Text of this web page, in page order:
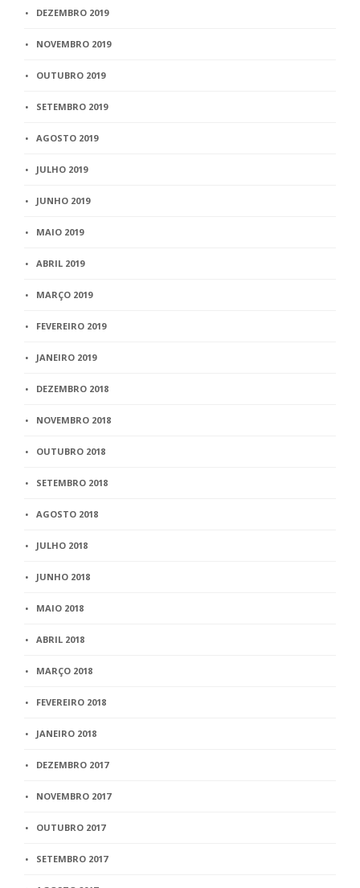
DEZEMBRO 2019
NOVEMBRO 2019
OUTUBRO 2019
SETEMBRO 2019
AGOSTO 2019
JULHO 2019
JUNHO 2019
MAIO 2019
ABRIL 2019
MARÇO 2019
FEVEREIRO 2019
JANEIRO 2019
DEZEMBRO 2018
NOVEMBRO 2018
OUTUBRO 2018
SETEMBRO 2018
AGOSTO 2018
JULHO 2018
JUNHO 2018
MAIO 2018
ABRIL 2018
MARÇO 2018
FEVEREIRO 2018
JANEIRO 2018
DEZEMBRO 2017
NOVEMBRO 2017
OUTUBRO 2017
SETEMBRO 2017